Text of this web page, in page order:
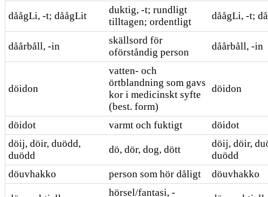
dåågLi, -t; dåågLit
duktig, -t; rundligt
tilltagen; ordentligt
dåågLi, -t;
dåårbåll, -in
skällsord för
oförståndig person
dåårbåll, -in
döidon
vatten- och
örtblandning som gavs
kor i medicinskt syfte
(best. form)
döidon
döidot varmt och fuktigt
döidot
döij, döir, duödd,
duödd
dö, dör, dog, dött
döij, döir,
duödd
döuvhakko
person som hör dåligt döuvhakko
hörsel/fantasi, -